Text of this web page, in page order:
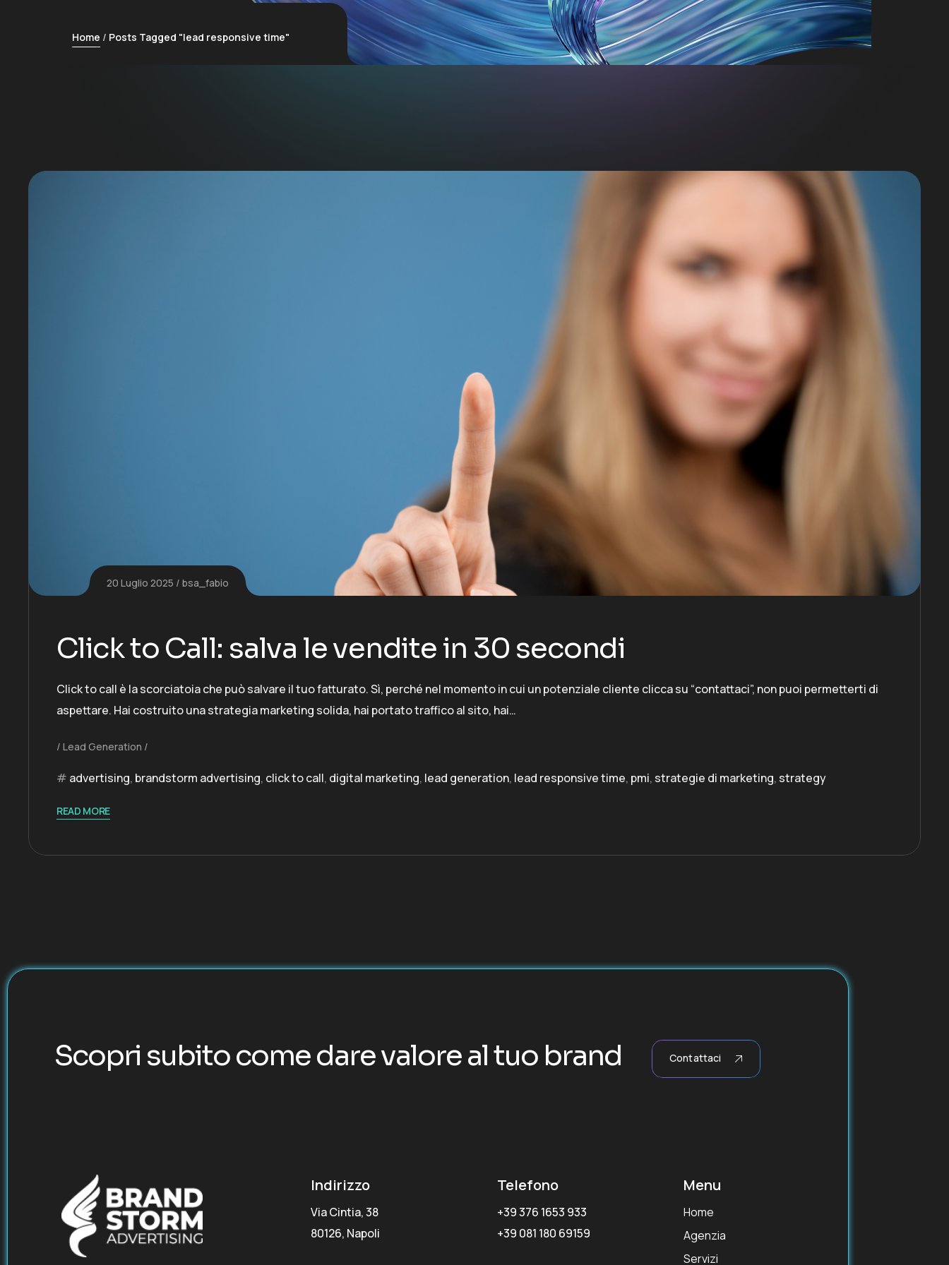
Home Posts Tagged "lead responsive time"
20 Luglio 2025 bsa_fabio
Click to Call: salva le vendite in 30 secondi
Click to call è la scorciatoia che può salvare il tuo fatturato. Sì, perché nel momento in cui un potenziale cliente clicca su “contattaci”, non puoi permetterti di
aspettare. Hai costruito una strategia marketing solida, hai portato traffico al sito, hai…
Lead Generation
advertising, brandstorm advertising, click to call, digital marketing, lead generation, lead responsive time, pmi, strategie di marketing, strategy
READ MORE
Scopri subito come dare valore al tuo brand Contattaci
Indirizzo
Via Cintia, 38
80126, Napoli
Telefono
+39 376 1653 933
+39 081 180 69159
Menu
Home
Agenzia
Servizi